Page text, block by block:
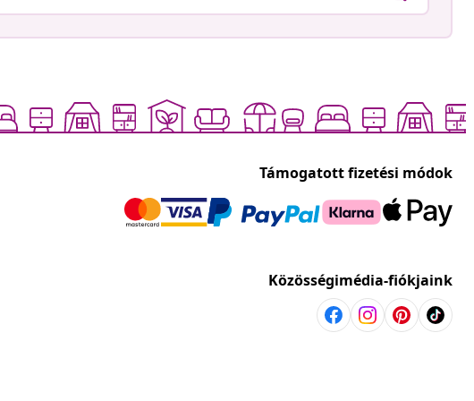
Támogatott fizetési módok
Közösségimédia-fiókjaink